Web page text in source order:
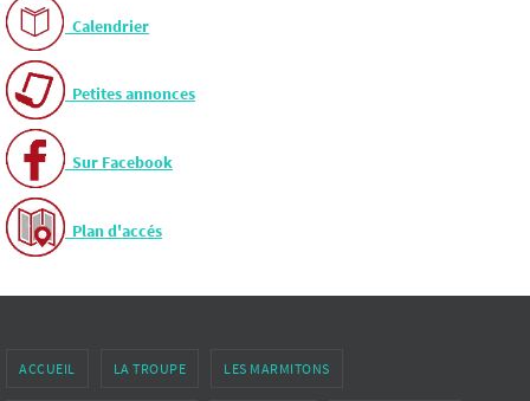
Calendrier
Petites annonces
Sur Facebook
Plan d'accés
ACCUEIL LA TROUPE LES MARMITONS